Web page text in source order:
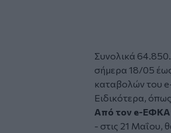
Συνολικά
σήμερα 18/05
καταβολών του
Ειδικότερα,
Από τον e-
- στις 21 Μαΐου,